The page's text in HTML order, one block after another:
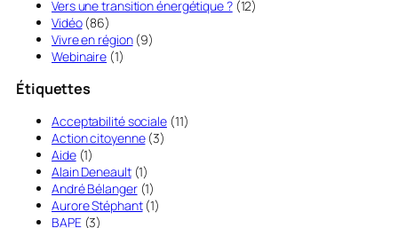
Vers une transition énergétique ?(12)
Vidéo(86)
Vivre en région(9)
Webinaire (1)
Étiquettes
Acceptabilité sociale(11)
Action citoyenne(3)
Aide(1)
Alain Deneault(1)
André Bélanger(1)
Aurore Stéphant(1)
BAPE(3)